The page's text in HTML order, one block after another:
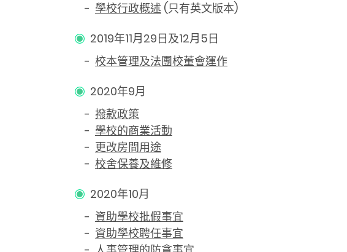
- 學校行政概述 (只有英文版本)
2019年11月29日及12月5日
- 校本管理及法團校董會運作
2020年9月
- 撥款政策
- 學校的商業活動
- 更改房間用途
- 校舍保養及維修
2020年10月
- 資助學校批假事宜
- 資助學校聘任事宜